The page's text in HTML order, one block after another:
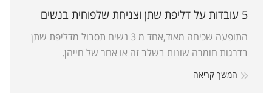
‏‏5 עובדות על דליפת שתן וצניחת שלפוחית בנשים
התופעה שכיחה מאוד,אחד מ 3 נשים תסבול מדליפת שתן
בדרגות חומרה שונות בשלב זה או אחר של חייהן.
המשך קריאה